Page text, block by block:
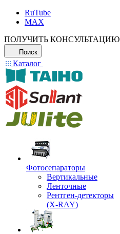
RuTube
MAX
ПОЛУЧИТЬ КОНСУЛЬТАЦИЮ
Поиск
Каталог
Фотосепараторы
Вертикальные
Ленточные
Рентген-детекторы
(X-RAY)